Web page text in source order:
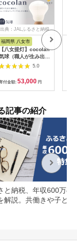
出典：JALふるさと納税
福岡県 八女市
【八女提灯】cocolan
球（職人が生み出し
たインテリア提灯）
cocolan 八女提灯 伝
統工芸品 提灯 灯り 温
もり 職人 手作業 手の
らサイズ 日本の四
らし インテリア 間
照明 福岡県 八女市
5.0
付金額: 53,000 円
記事の紹介
と納税、年収600万の
解説。共働きや子ども